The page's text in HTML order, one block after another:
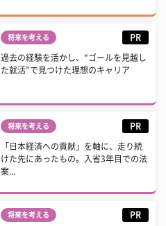
将来を考える PR
過去の経験を活かし、“ゴールを見越し
た就活”で見つけた理想のキャリア
将来を考える PR
「日本経済への貢献」を軸に、走り続
けた先にあったもの。入省3年目での法
案...
将来を考える PR